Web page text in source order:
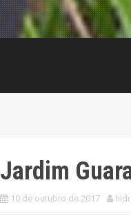
Jardim
10 de outubro de 2017